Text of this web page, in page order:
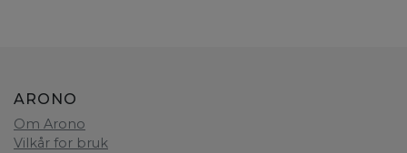
ARONO
Om Arono
Vilkår for bruk